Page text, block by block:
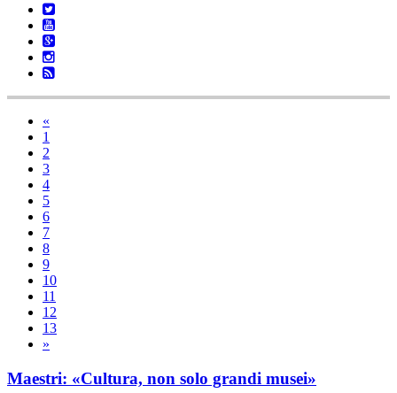
«
1
2
3
4
5
6
7
8
9
10
11
12
13
»
Maestri: «Cultura, non solo grandi musei»